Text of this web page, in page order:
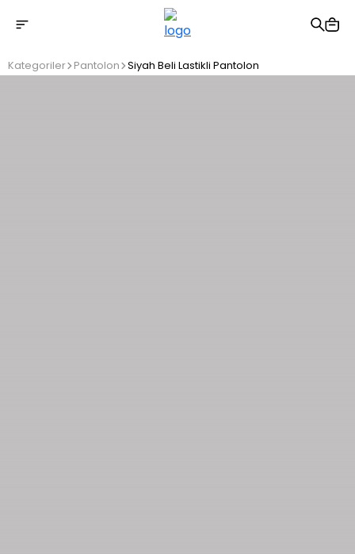
2500 TL üzeri ücretsiz kargo
Kategoriler Pantolon Siyah Beli Lastikli Pantolon